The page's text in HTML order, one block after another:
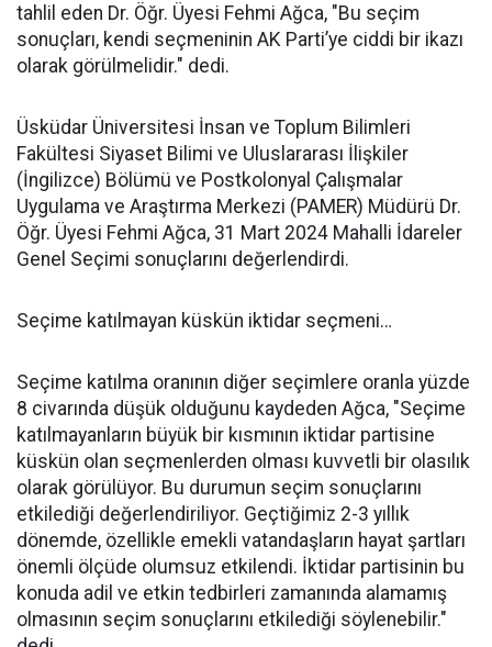
tahlil eden Dr. Öğr. Üyesi Fehmi Ağca, "Bu seçim
sonuçları, kendi seçmeninin AK Parti’ye ciddi bir ikazı
olarak görülmelidir." dedi.
Üsküdar Üniversitesi İnsan ve Toplum Bilimleri
Fakültesi Siyaset Bilimi ve Uluslararası İlişkiler
(İngilizce) Bölümü ve Postkolonyal Çalışmalar
Uygulama ve Araştırma Merkezi (PAMER) Müdürü Dr.
Öğr. Üyesi Fehmi Ağca, 31 Mart 2024 Mahalli İdareler
Genel Seçimi sonuçlarını değerlendirdi.
Seçime katılmayan küskün iktidar seçmeni…
Seçime katılma oranının diğer seçimlere oranla yüzde
8 civarında düşük olduğunu kaydeden Ağca, "Seçime
katılmayanların büyük bir kısmının iktidar partisine
küskün olan seçmenlerden olması kuvvetli bir olasılık
olarak görülüyor. Bu durumun seçim sonuçlarını
etkilediği değerlendiriliyor. Geçtiğimiz 2-3 yıllık
dönemde, özellikle emekli vatandaşların hayat şartları
önemli ölçüde olumsuz etkilendi. İktidar partisinin bu
konuda adil ve etkin tedbirleri zamanında alamamış
olmasının seçim sonuçlarını etkilediği söylenebilir."